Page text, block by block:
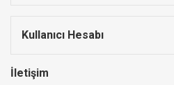
Kullanıcı Hesabı
İletişim